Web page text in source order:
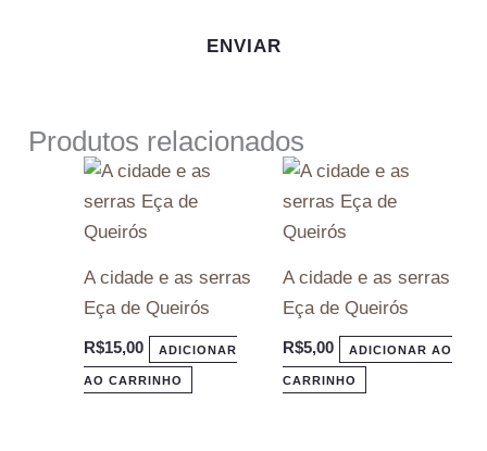
Produtos relacionados
A cidade e as serras
Eça de Queirós
R$15,00 ADICIONAR
AO CARRINHO
A cidade e as serras
Eça de Queirós
R$5,00 ADICIONAR AO
CARRINHO